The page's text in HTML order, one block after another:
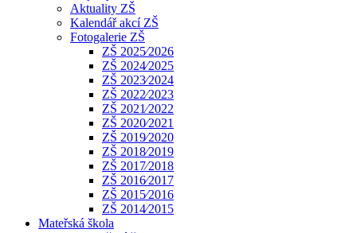
Aktuality ZŠ
Kalendář akcí ZŠ
Fotogalerie ZŠ
ZŠ 2025⁄2026
ZŠ 2024⁄2025
ZŠ 2023⁄2024
ZŠ 2022⁄2023
ZŠ 2021⁄2022
ZŠ 2020⁄2021
ZŠ 2019⁄2020
ZŠ 2018⁄2019
ZŠ 2017⁄2018
ZŠ 2016⁄2017
ZŠ 2015⁄2016
ZŠ 2014⁄2015
Mateřská škola